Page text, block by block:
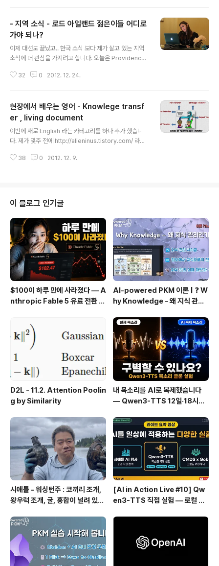
aking News Miss Universe Olivia Culpo coming
home to Cranston for the holidays December 2
0, 2012 3:50 pm By Jenna Pelletier The mornin
g after winning the Miss Universe pageant, Olivi
- 지역 소식 - 로드 아일랜드 젊은이들 어디로
가야 되나?
이제 대선도 끝났고.. 한국 소식 보다 제가 살고 있는 지역
소식에 더 관심을 가지려고 합니다. 오늘은 Providence
사가 탑으로 실렸네요. Reinvent RI: Where the youn
a, 26, has traveled to Italy, Ireland, Belgium and
France. During college, she spent a semester in
England. After graduation, she found a job in Wa
shington, working f..
32 0 2012. 12. 24.
현장에서 배우는 영어 - Knowlege transf
er , living document
이번에 새로 English 라는 카테고리를 하나 추가 했습니
다. 제가 몇주 전에 http://alieninus.tistory.com/ 라는
거든요. 그런데 블로그 두개를 운영하려니까 많이 번거롭
래 이 블로그의 취지도 그 때 그 때 공부하는 모바일 웹/ 앱
개발과 관련해서 특히 저는 크로스 플랫폼 모바일 애플리
케이션 개발에 관심이 있기 때문에 그와 관련된 글을 올리
기 위해 만들었습니다. 제가 공부한 거를 정리해 두려구요.
블로그에 정리해 두면 제가 나중에 필요할 때 찾아서 ..
38 0 2012. 12. 9.
이 블로그 인기글
$100이 하루 만에 사라졌다 — A
nthropic Fable 5 유료 전환 사
AI-powered PKM 이론 | ❓ W
hy Knowledge – 왜 지식 관리
보에서 지식으로의 전환, 🛠️ 지식
관리 실패 패턴과 극복
D2L - 11.2. Attention Poolin
g by Similarity
내 목소리를 AI로 복제했습니다
— Qwen3-TTS 12일·18시간
시애틀 - 워싱턴주 : 코끼리 조개,
왕우럭 조개, 굴, 홍합이 널려 있는
[AI in Action Live #10] Qw
en3-TTS 직접 실험 — 로컬 설